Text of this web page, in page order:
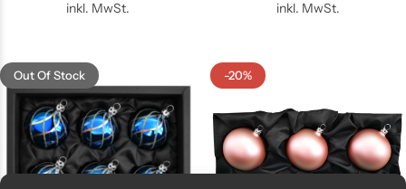
inkl. MwSt. inkl. MwSt.
Out Of Stock -20%